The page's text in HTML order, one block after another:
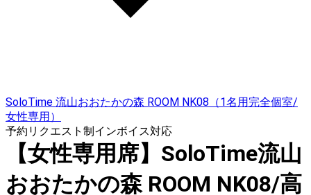
SoloTime 流山おおたかの森 ROOM NK08（1名用完全個室/
女性専用）
予約リクエスト制インボイス対応
【女性専用席】SoloTime流山
おおたかの森 ROOM NK08/高